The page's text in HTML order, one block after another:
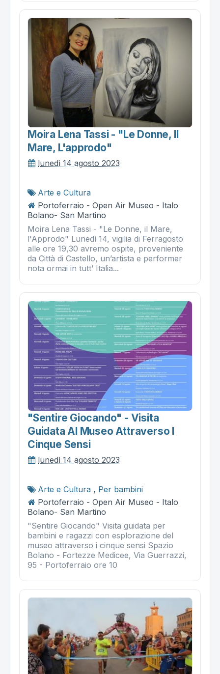
Moira Lena Tassi - "le Donne, Il
Mare, L'approdo"
lunedì 14 agosto 2023
Arte e Cultura
Portoferraio - Open Air Museo - Italo
Bolano- San Martino
Moira Lena Tassi - "Le Donne, il Mare,
l'Approdo" Lunedì 14, vigilia di Ferragosto
alle ore 19,30 avremo ospite, proveniente
da Città di Castello, un’artista e performer
nota ormai in tutt’ Italia...
"sentire Giocando" - Visita
Guidata Al Museo Attraverso I
Cinque Sensi
lunedì 14 agosto 2023
Arte e Cultura , Per bambini
Portoferraio - Open Air Museo - Italo
Bolano- San Martino
"Sentire Giocando" Visita guidata per
bambini e ragazzi con esplorazione del
museo attraverso i cinque sensi Spazio
Bolano - Fortezze Medicee, Via Guerrazzi,
95 - Portoferraio ore 10